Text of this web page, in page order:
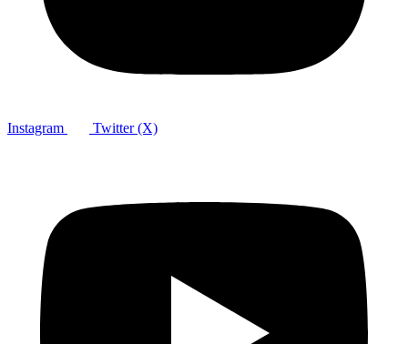
Instagram Twitter (X)